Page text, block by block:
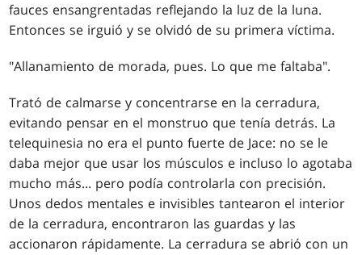
fauces ensangrentadas reflejando la luz de la luna.
Entonces se irguió y se olvidó de su primera víctima.
"Allanamiento de morada, pues. Lo que me faltaba".
Trató de calmarse y concentrarse en la cerradura,
evitando pensar en el monstruo que tenía detrás. La
telequinesia no era el punto fuerte de Jace: no se le
daba mejor que usar los músculos e incluso lo agotaba
mucho más... pero podía controlarla con precisión.
Unos dedos mentales e invisibles tantearon el interior
de la cerradura, encontraron las guardas y las
accionaron rápidamente. La cerradura se abrió con un